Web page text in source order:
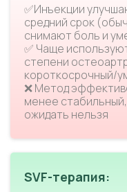
✅Инъекции
средний срок
снимают боль и
✅ Чаще
степени
короткосрочный/
❌ Метод
менее
ожидать нельзя
SVF-терапия: